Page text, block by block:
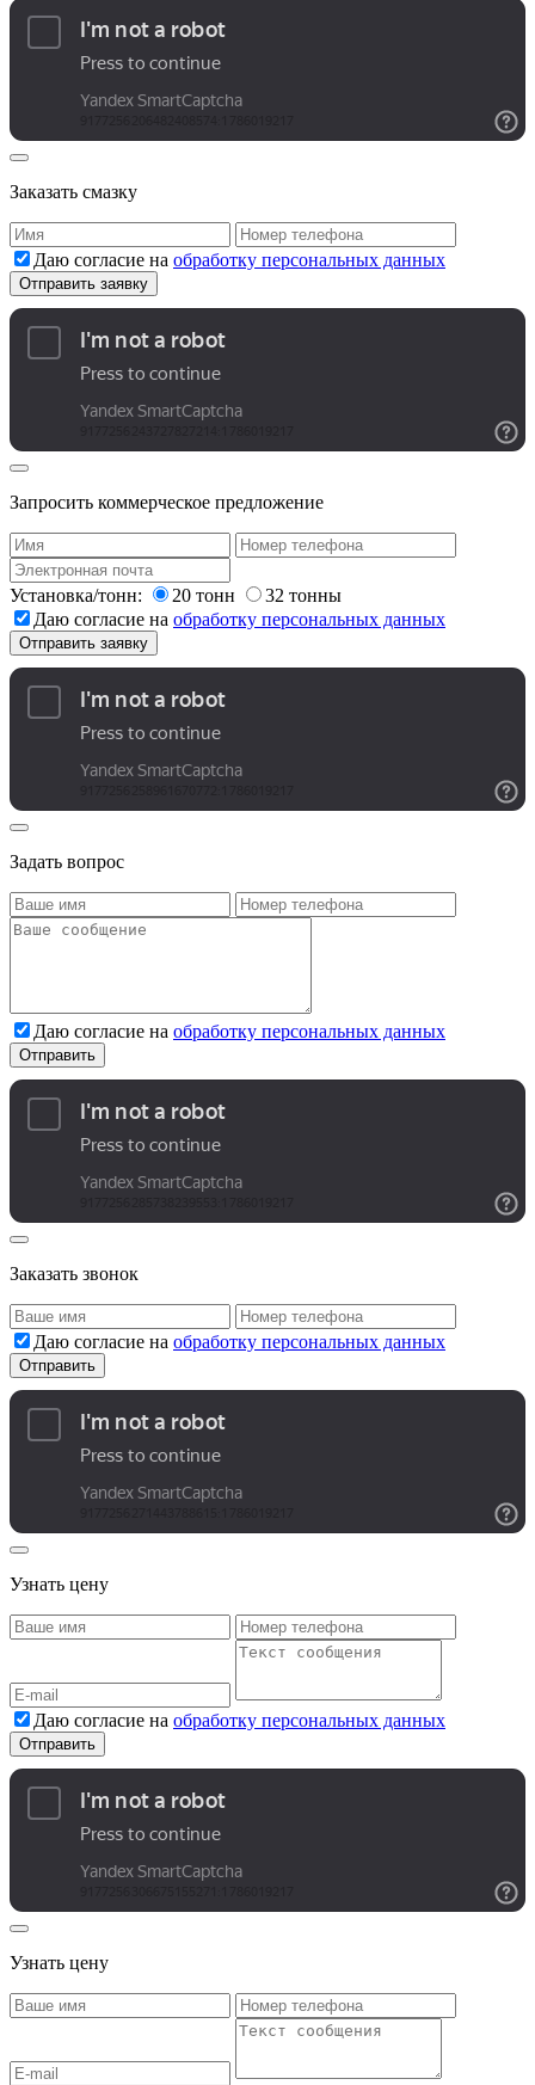
Заказать смазку
Даю согласие на обработку персональных данных
Запросить коммерческое предложение
Установка/тонн: 20 тонн
32 тонны
Даю согласие на обработку персональных данных
Задать вопрос
Даю согласие на обработку персональных данных
Заказать звонок
Даю согласие на обработку персональных данных
Узнать цену
Даю согласие на обработку персональных данных
Узнать цену